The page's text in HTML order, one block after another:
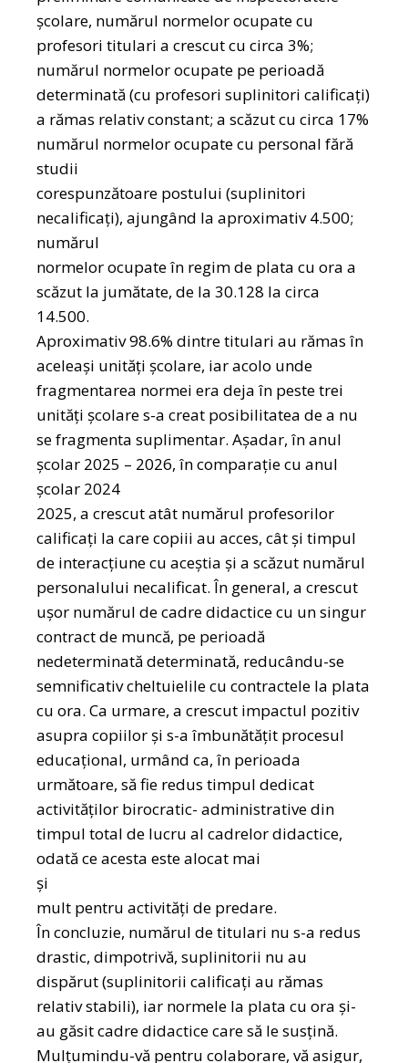
şcolare, numărul normelor ocupate cu
profesori titulari a crescut cu circa 3%;
numărul normelor ocupate pe perioadă
determinată (cu profesori suplinitori calificați)
a rămas relativ constant; a scăzut cu circa 17%
numărul normelor ocupate cu personal fără
studii
corespunzătoare postului (suplinitori
necalificați), ajungând la aproximativ 4.500;
numărul
normelor ocupate în regim de plata cu ora a
scăzut la jumătate, de la 30.128 la circa
14.500.
Aproximativ 98.6% dintre titulari au rămas în
aceleași unități școlare, iar acolo unde
fragmentarea normei era deja în peste trei
unități școlare s-a creat posibilitatea de a nu
se fragmenta suplimentar. Aşadar, în anul
şcolar 2025 – 2026, în comparaţie cu anul
şcolar 2024
2025, a crescut atât numărul profesorilor
calificați la care copiii au acces, cât și timpul
de interacţiune cu aceștia și a scăzut numărul
personalului necalificat. În general, a crescut
uşor numărul de cadre didactice cu un singur
contract de muncă, pe perioadă
nedeterminată determinată, reducându-se
semnificativ cheltuielile cu contractele la plata
cu ora. Ca urmare, a crescut impactul pozitiv
asupra copiilor și s-a îmbunătățit procesul
educaţional, urmând ca, în perioada
următoare, să fie redus timpul dedicat
activităților birocratic- administrative din
timpul total de lucru al cadrelor didactice,
odată ce acesta este alocat mai
şi
mult pentru activități de predare.
În concluzie, numărul de titulari nu s-a redus
drastic, dimpotrivă, suplinitorii nu au
dispărut (suplinitorii calificați au rămas
relativ stabili), iar normele la plata cu ora și-
au găsit cadre didactice care să le susţină.
Mulţumindu-vă pentru colaborare, vă asigur,